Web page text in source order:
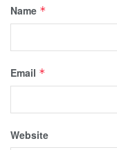
Name *
Email *
Website